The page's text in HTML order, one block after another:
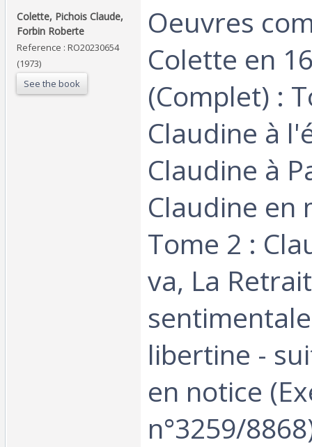
‎Colette, Pichois Claude,
Forbin Roberte‎
Reference : RO20230654
(1973)
See the book
‎Oeuvres
Colette en
(Complet) :
Claudine à
Claudine à
Claudine en
Tome 2 :
va, La
libertine -
en notice
n°3259/